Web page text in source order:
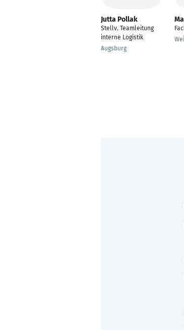
Jutta Pollak
Stellv. Teamleitung
interne Logistik
Augsburg